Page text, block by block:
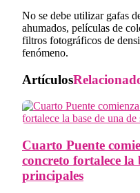
No se debe utilizar gafas
ahumados, películas de
filtros fotográficos de
fenómeno.
Artículos
Cuarto Puente
concreto fortalece la
principales